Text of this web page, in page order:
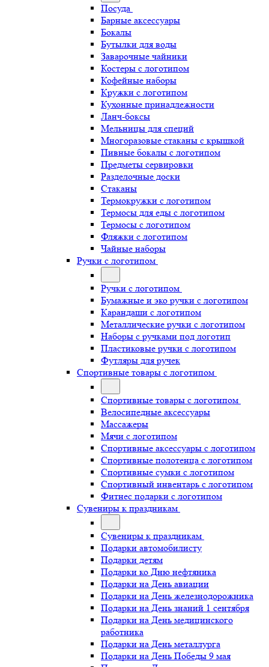
Посуда
Барные аксессуары
Бокалы
Бутылки для воды
Заварочные чайники
Костеры с логотипом
Кофейные наборы
Кружки с логотипом
Кухонные принадлежности
Ланч-боксы
Мельницы для специй
Многоразовые стаканы с крышкой
Пивные бокалы с логотипом
Предметы сервировки
Разделочные доски
Стаканы
Термокружки с логотипом
Термосы для еды с логотипом
Термосы с логотипом
Фляжки с логотипом
Чайные наборы
Ручки с логотипом
Ручки с логотипом
Бумажные и эко ручки с логотипом
Карандаши с логотипом
Металлические ручки с логотипом
Наборы с ручками под логотип
Пластиковые ручки с логотипом
Футляры для ручек
Спортивные товары с логотипом
Спортивные товары с логотипом
Велосипедные аксессуары
Массажеры
Мячи с логотипом
Спортивные аксессуары с логотипом
Спортивные полотенца с логотипом
Спортивные сумки с логотипом
Спортивный инвентарь с логотипом
Фитнес подарки с логотипом
Сувениры к праздникам
Сувениры к праздникам
Подарки автомобилисту
Подарки детям
Подарки ко Дню нефтяника
Подарки на День авиации
Подарки на День железнодорожника
Подарки на День знаний 1 сентября
Подарки на День медицинского
работника
Подарки на День металлурга
Подарки на День Победы 9 мая